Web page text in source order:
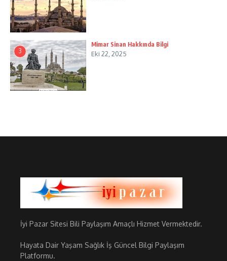
3
Mimar Sinan Hakkında Bilgi
Eki 22, 2025
İyi Pazar Sitesi Bili Paylaşım Amaçlı Hizmet Vermektedir.
Hayata Dair Yaşam Sağlık İş Güncel Bilgi Paylaşım
Platformu.